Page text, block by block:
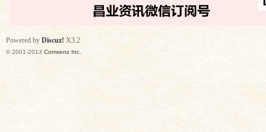
Powered by Discuz! X3.2
© 2001-2013 Comsenz Inc.